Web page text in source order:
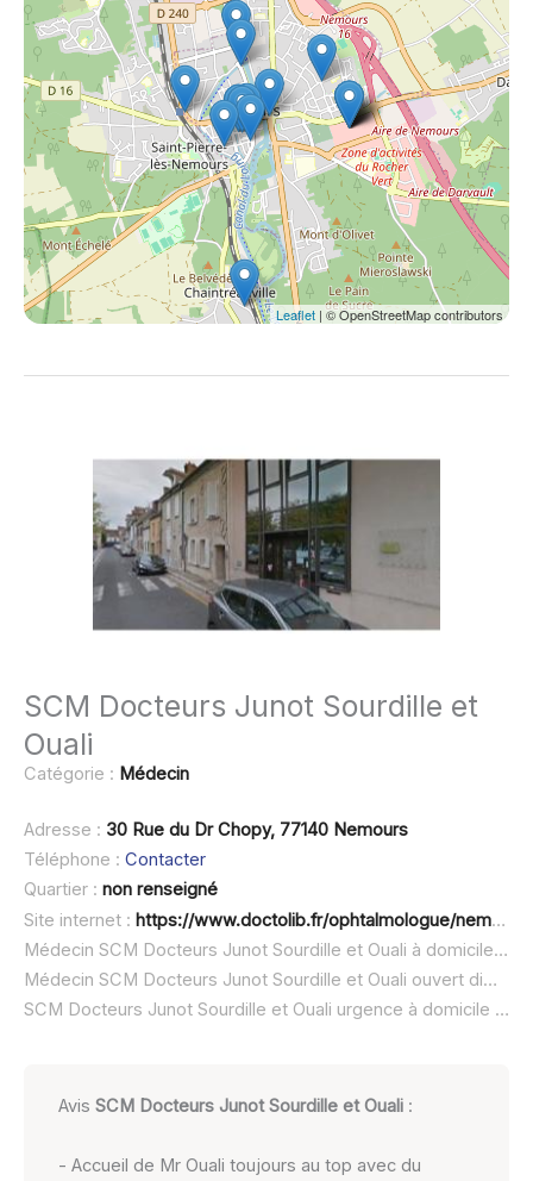
Leaflet | © OpenStreetMap contributors
SCM Docteurs Junot Sourdille et
Ouali
Catégorie : Médecin
Adresse : 30 Rue du Dr Chopy, 77140 Nemours
Téléphone : Contacter
Quartier : non renseigné
Site internet : https://www.doctolib.fr/ophtalmologue/nemours/junot
Médecin SCM Docteurs Junot Sourdille et Ouali à domicile :
Médecin SCM Docteurs Junot Sourdille et Ouali ouvert dimanche :
SCM Docteurs Junot Sourdille et Ouali urgence à domicile ou SOS médecin :
AvisSCM Docteurs Junot Sourdille et Ouali :
- Accueil de Mr Ouali toujours au top avec du